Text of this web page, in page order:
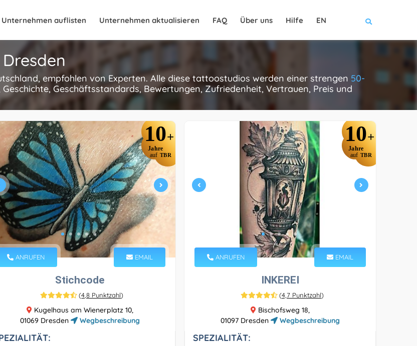
Unternehmen auflisten Unternehmen aktualisieren FAQ Über uns Hilfe EN
empfohlen von Experten. Alle diese tattoostudios werden einer strengen 50-
Geschäftsstandards, Bewertungen, Zufriedenheit, Vertrauen, Preis und
10+
Jahre
auf TBR
ANRUFEN EMAIL
Stichcode
(4,8 Punktzahl)
Kugelhaus am Wienerplatz 10,
01069 Dresden
Wegbeschreibung
10+
Jahre
auf TBR
ANRUFEN EMAIL
INKEREI
(4,7 Punktzahl)
Bischofsweg 18,
01097 Dresden
Wegbeschreibung
SPEZIALITÄT: